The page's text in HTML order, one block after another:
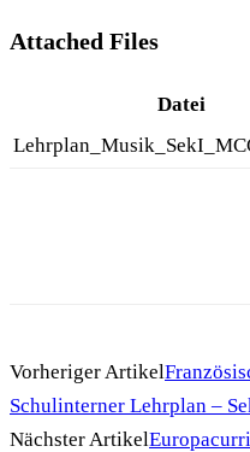
Attached Files
Datei
Vorheriger Artikel
Schulinterner Lehrplan –
Nächster Artikel